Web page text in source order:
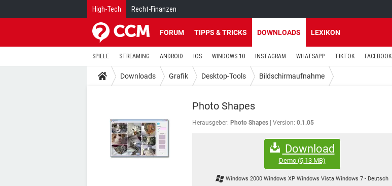
High-Tech Recht-Finanzen
FORUM TIPPS & TRICKS DOWNLOADS LEXIKON
SPIELE STREAMING ANDROID IOS WINDOWS 10 INSTAGRAM WHATSAPP TIKTOK FACEBOOK
Downloads Grafik Desktop-Tools Bildschirmaufnahme
Photo Shapes
Herausgeber: Photo Shapes Version: 0.1.05
Download
Demo(5,13 MB)
Windows 2000 Windows XP Windows Vista Windows 7- Deutsch